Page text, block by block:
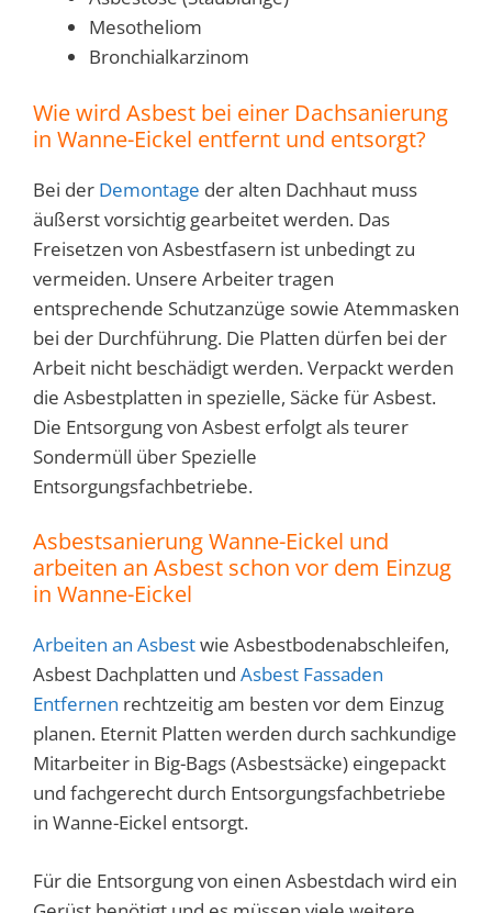
Mesotheliom
Bronchialkarzinom
Wie wird Asbest bei einer Dachsanierung
in Wanne-Eickel entfernt und entsorgt?
Bei der Demontage der alten Dachhaut muss
äußerst vorsichtig gearbeitet werden. Das
Freisetzen von Asbestfasern ist unbedingt zu
vermeiden. Unsere Arbeiter tragen
entsprechende Schutzanzüge sowie Atemmasken
bei der Durchführung. Die Platten dürfen bei der
Arbeit nicht beschädigt werden. Verpackt werden
die Asbestplatten in spezielle, Säcke für Asbest.
Die Entsorgung von Asbest erfolgt als teurer
Sondermüll über Spezielle
Entsorgungsfachbetriebe.
Asbestsanierung Wanne-Eickel und
arbeiten an Asbest schon vor dem Einzug
in Wanne-Eickel
Arbeiten an Asbestwie Asbestbodenabschleifen,
Asbest Dachplatten und Asbest Fassaden
Entfernen rechtzeitig am besten vor dem Einzug
planen. Eternit Platten werden durch sachkundige
Mitarbeiter in Big-Bags (Asbestsäcke) eingepackt
und fachgerecht durch Entsorgungsfachbetriebe
in Wanne-Eickel entsorgt.
Für die Entsorgung von einen Asbestdach wird ein